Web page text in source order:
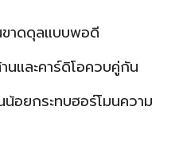
ขาดดุลแบบพอดี
และคาร์ดิโอควบคู่กัน
อยกระทบฮอร์โมนความ